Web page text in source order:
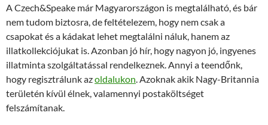
A Czech&Speake már Magyarországon is megtalálható, és bár
nem tudom biztosra, de feltételezem, hogy nem csak a
csapokat és a kádakat lehet megtalálni náluk, hanem az
illatkollekciójukat is. Azonban jó hír, hogy nagyon jó, ingyenes
illatminta szolgáltatással rendelkeznek. Annyi a teendőnk,
hogy regisztrálunk azoldalukon. Azoknak akik Nagy-Britannia
területén kívül élnek, valamennyi postaköltséget
felszámítanak.